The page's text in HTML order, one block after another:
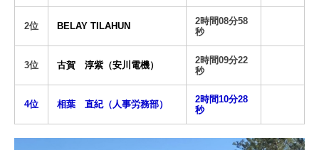
2位 BELAY TILAHUN
2時間08分58
秒
3位 古賀 淳紫（安川電機）
2時間09分22
秒
4位 相葉 直紀（人事労務部）
2時間10分28
秒